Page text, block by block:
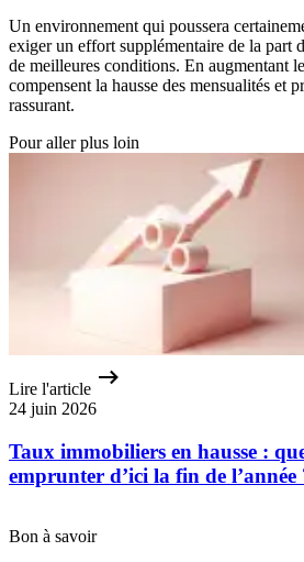
Un environnement qui poussera
exiger un effort supplémentaire de la part
de meilleures conditions. En augmentant
compensent la hausse des mensualités et
rassurant.
Pour aller plus loin
Lire l'article
24 juin 2026
Taux immobiliers en hausse :
emprunter d’ici la fin de l’année
Bon à savoir